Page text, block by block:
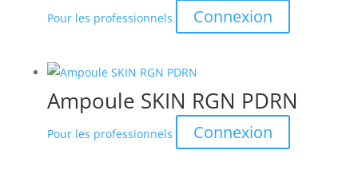
Pour les professionnels Connexion
Ampoule SKIN RGN PDRN
Pour les professionnels Connexion